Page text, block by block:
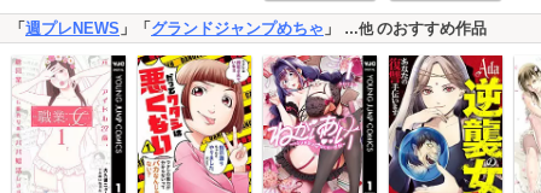
「週プレNEWS 」「グランドジャンプめちゃ 」 …他のおすすめ作品